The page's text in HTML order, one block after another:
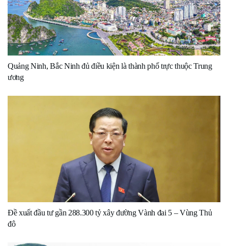
Quảng Ninh, Bắc Ninh đủ điều kiện là thành phố trực thuộc Trung
ương
Đề xuất đầu tư gần 288.300 tỷ xây đường Vành đai 5 – Vùng Thủ
đô